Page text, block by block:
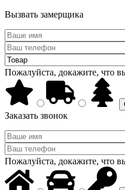
Вызвать замерщика
Пожалуйста, докажите, что
Заказать звонок
Пожалуйста, докажите, что